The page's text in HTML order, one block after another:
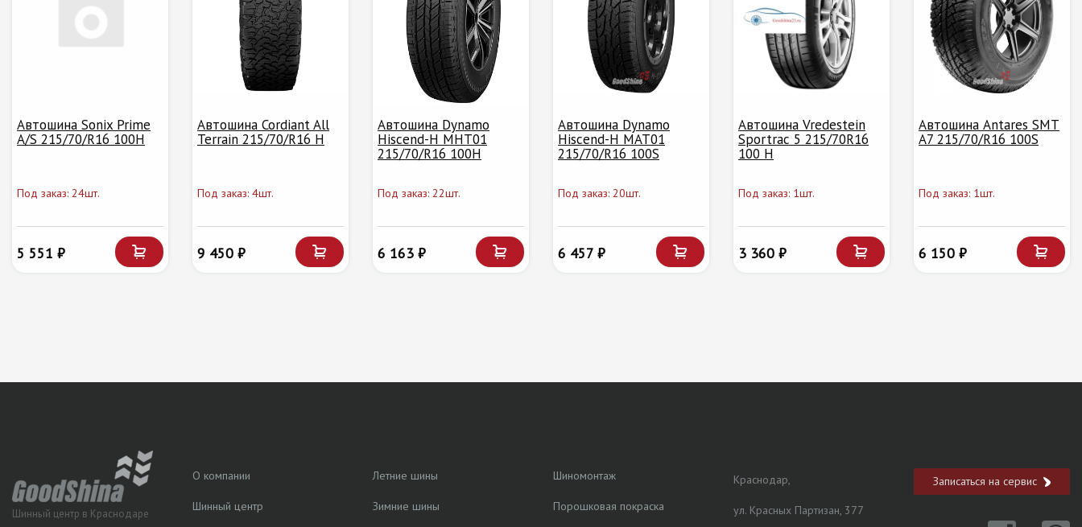
Автошина Sonix Prime
A/S 215/70/R16 100H
Под заказ: 24шт.
5 551 ₽
Автошина Cordiant All
Terrain 215/70/R16 H
Под заказ: 4шт.
9 450 ₽
Автошина Dynamo
Hiscend-H MHT01
215/70/R16 100H
Под заказ: 22шт.
6 163 ₽
Автошина Dynamo
Hiscend-H MAT01
215/70/R16 100S
Под заказ: 20шт.
6 457 ₽
Автошина Vredestein
Sportrac 5 215/70R16
100 H
Под заказ: 1шт.
3 360 ₽
Автошина Antares SMT
A7 215/70/R16 100S
Под заказ: 1шт.
6 150 ₽
Шинный центр в Краснодаре
О компании
Шинный центр
Летние шины
Зимние шины
Шиномонтаж
Порошковая покраска
Краснодар,
ул. Красных Партизан, 377
Записаться на сервис